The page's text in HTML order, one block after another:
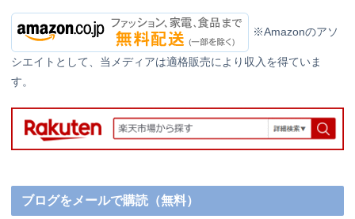
※Amazonのアソ
シエイトとして、当メディアは適格販売により収入を得ていま
す。
ブログをメールで購読（無料）